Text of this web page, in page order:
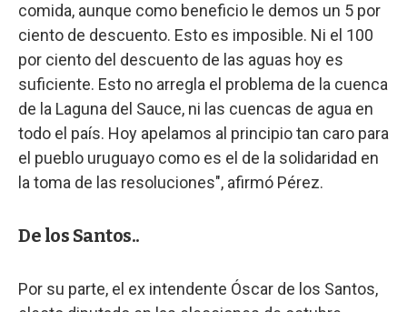
comida, aunque como beneficio le demos un 5 por
ciento de descuento. Esto es imposible. Ni el 100
por ciento del descuento de las aguas hoy es
suficiente. Esto no arregla el problema de la cuenca
de la Laguna del Sauce, ni las cuencas de agua en
todo el país. Hoy apelamos al principio tan caro para
el pueblo uruguayo como es el de la solidaridad en
la toma de las resoluciones", afirmó Pérez.
De los Santos..
Por su parte, el ex intendente Óscar de los Santos,